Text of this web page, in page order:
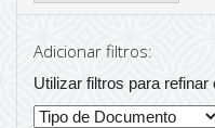
Adicionar filtros:
Utilizar filtros para